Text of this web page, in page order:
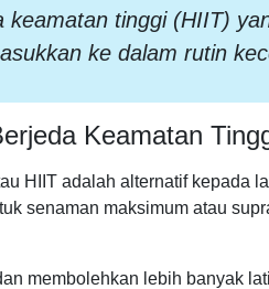
keamatan tinggi (HIIT)
ke dalam rutin
Keamatan
HIIT adalah alternatif kepada
senaman maksimum atau
membolehkan lebih banyak